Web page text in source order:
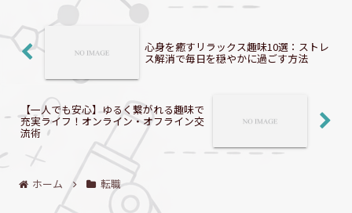
心身を癒すリラックス趣味10選：ストレ
ス解消で毎日を穏やかに過ごす方法
【一人でも安心】ゆるく繋がれる趣味で
充実ライフ！オンライン・オフライン交
流術
ホーム 転職